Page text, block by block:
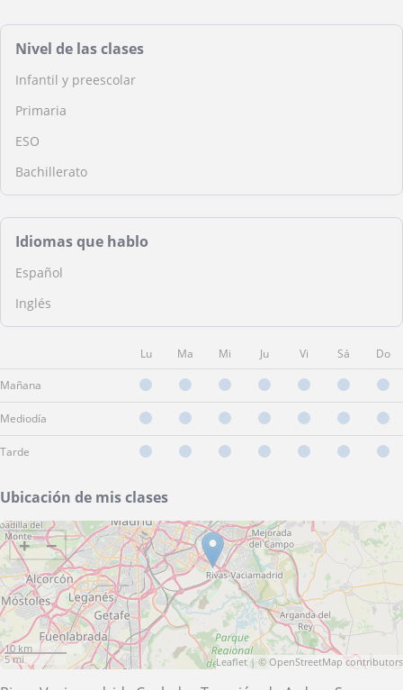
Nivel de las clases
Infantil y preescolar
Primaria
ESO
Bachillerato
Idiomas que hablo
Español
Inglés
Lu Ma Mi Ju Vi Sá Do
Mañana
Mediodía
Tarde
Ubicación de mis clases
+ −
10 km
5 mi
Leaflet| © OpenStreetMap contributors